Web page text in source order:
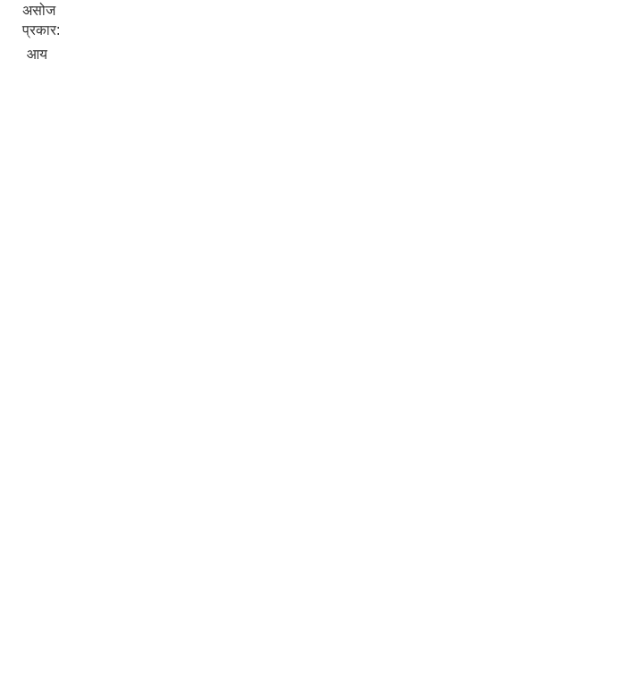
असोज
प्रकार:
आय